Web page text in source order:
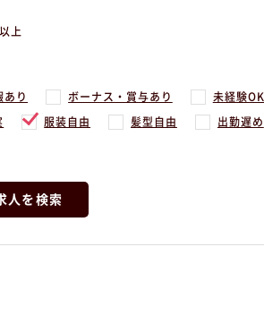
上
あり ボーナス・賞与あり 未経験OK
服装自由 髪型自由 出勤遅め
人を検索